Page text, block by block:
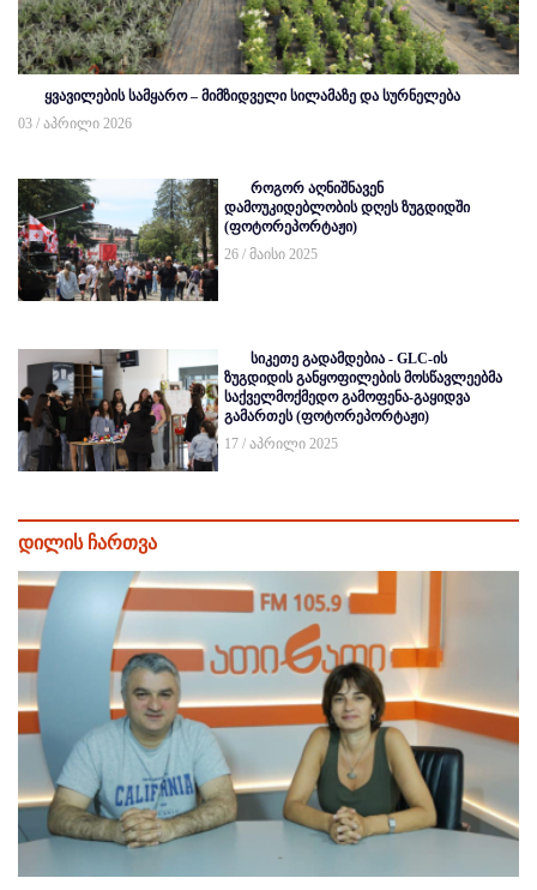
ყვავილების სამყარო – მიმზიდველი სილამაზე და სურნელება
03 / აპრილი 2026
როგორ აღნიშნავენ
დამოუკიდებლობის დღეს ზუგდიდში
(ფოტორეპორტაჟი)
26 / მაისი 2025
სიკეთე გადამდებია - GLC-ის
ზუგდიდის განყოფილების მოსწავლეებმა
საქველმოქმედო გამოფენა-გაყიდვა
გამართეს (ფოტორეპორტაჟი)
17 / აპრილი 2025
დილის ჩართვა